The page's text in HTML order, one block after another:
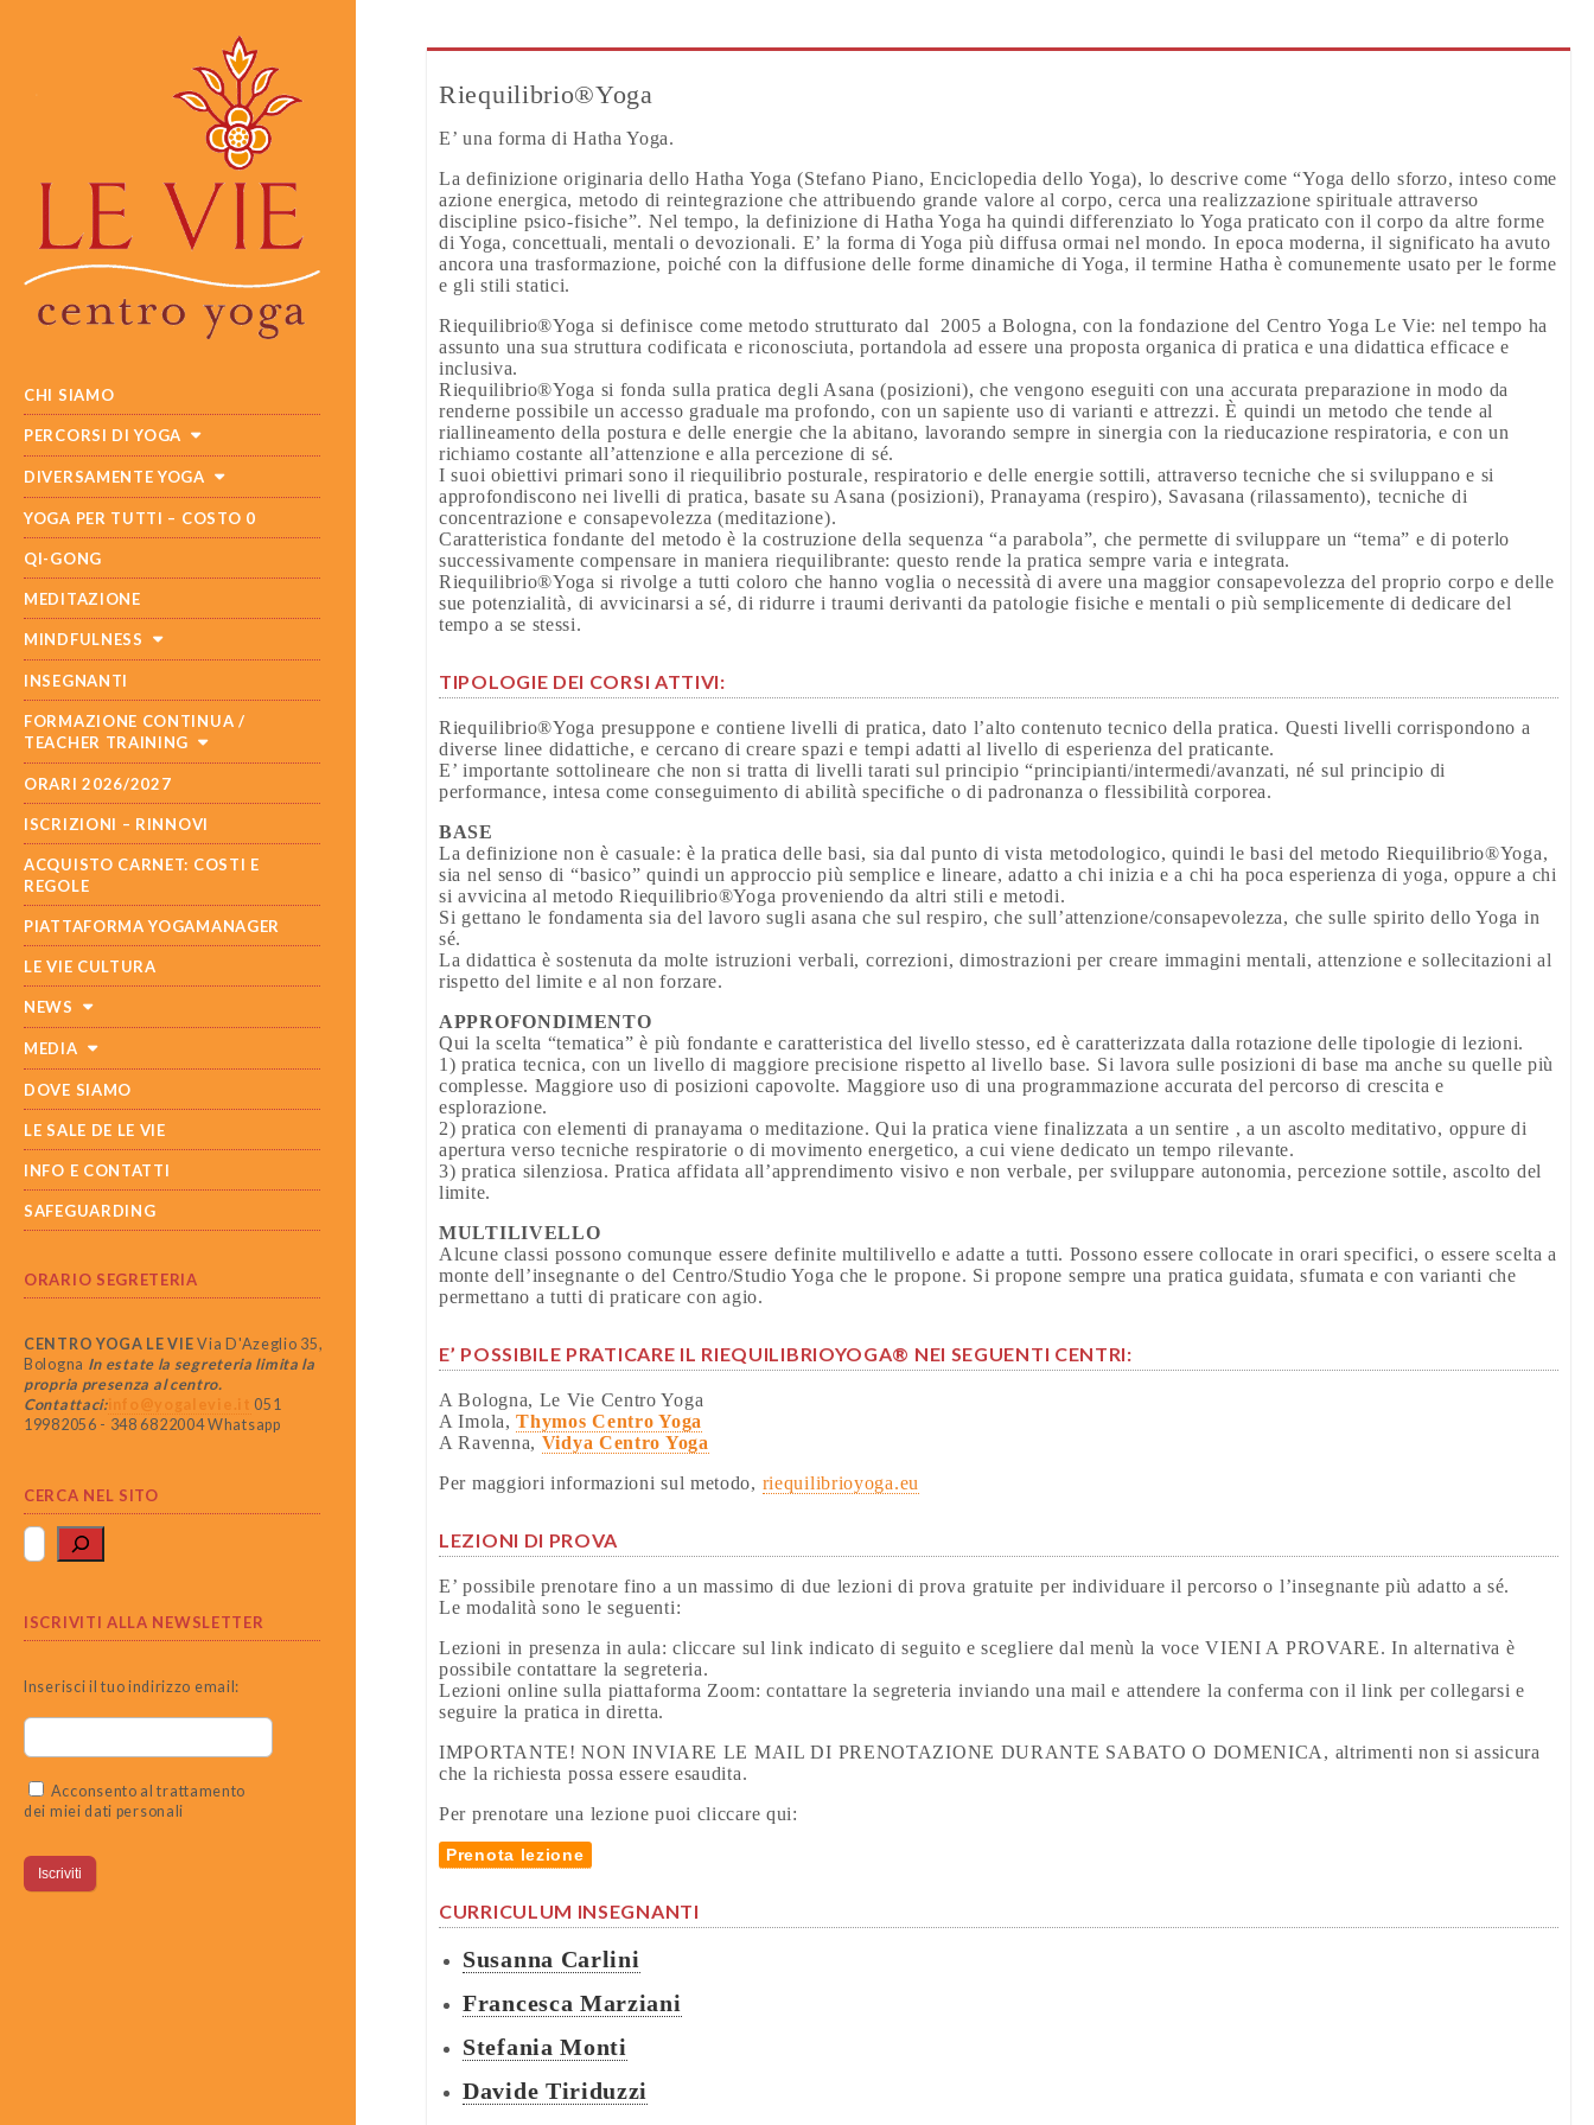
MENU
TO
CONTENT
CHI SIAMO
PERCORSI DI YOGA
DIVERSAMENTE YOGA
YOGA PER TUTTI – COSTO 0
QI-GONG
MEDITAZIONE
MINDFULNESS
INSEGNANTI
FORMAZIONE CONTINUA /
TEACHER TRAINING
ORARI 2026/2027
ISCRIZIONI – RINNOVI
ACQUISTO CARNET: COSTI E
REGOLE
PIATTAFORMA YOGAMANAGER
LE VIE CULTURA
NEWS
MEDIA
DOVE SIAMO
LE SALE DE LE VIE
INFO E CONTATTI
SAFEGUARDING
ORARIO SEGRETERIA
CENTRO YOGA LE VIE Via D'Azeglio 35,
Bologna In estate la segreteria limita la
propria presenza al centro.
Contattaci:info@yogalevie.it
051
19982056 - 348 6822004 Whatsapp
CERCA NEL SITO
ISCRIVITI ALLA NEWSLETTER
Inserisci il tuo indirizzo email:
Acconsento al trattamento
dei miei dati personali
Riequilibrio®Yoga
E’ una forma di Hatha Yoga.
La definizione originaria dello Hatha Yoga (Stefano Piano, Enciclopedia dello Yoga), lo descrive come “Yoga dello sforzo, inteso come
azione energica, metodo di reintegrazione che attribuendo grande valore al corpo, cerca una realizzazione spirituale attraverso
discipline psico-fisiche”. Nel tempo, la definizione di Hatha Yoga ha quindi differenziato lo Yoga praticato con il corpo da altre forme
di Yoga, concettuali, mentali o devozionali. E’ la forma di Yoga più diffusa ormai nel mondo. In epoca moderna, il significato ha avuto
ancora una trasformazione, poiché con la diffusione delle forme dinamiche di Yoga, il termine Hatha è comunemente usato per le forme
e gli stili statici.
Riequilibrio®Yoga si definisce come metodo strutturato dal
2005 a Bologna, con la fondazione del Centro Yoga Le Vie: nel tempo ha
assunto una sua struttura codificata e riconosciuta, portandola ad essere una proposta organica di pratica e una didattica efficace e
inclusiva.
Riequilibrio®Yoga si fonda sulla pratica degli Asana (posizioni), che vengono eseguiti con una accurata preparazione in modo da
renderne possibile un accesso graduale ma profondo, con un sapiente uso di varianti e attrezzi. È quindi un metodo che tende al
riallineamento della postura e delle energie che la abitano, lavorando sempre in sinergia con la rieducazione respiratoria, e con un
richiamo costante all’attenzione e alla percezione di sé.
I suoi obiettivi primari sono il riequilibrio posturale, respiratorio e delle energie sottili, attraverso tecniche che si sviluppano e si
approfondiscono nei livelli di pratica, basate su Asana (posizioni), Pranayama (respiro), Savasana (rilassamento), tecniche di
concentrazione e consapevolezza (meditazione).
Caratteristica fondante del metodo è la costruzione della sequenza “a parabola”, che permette di sviluppare un “tema” e di poterlo
successivamente compensare in maniera riequilibrante: questo rende la pratica sempre varia e integrata.
Riequilibrio®Yoga si rivolge a tutti coloro che hanno voglia o necessità di avere una maggior consapevolezza del proprio corpo e delle
sue potenzialità, di avvicinarsi a sé, di ridurre i traumi derivanti da patologie fisiche e mentali o più semplicemente di dedicare del
tempo a se stessi.
TIPOLOGIE DEI CORSI ATTIVI:
Riequilibrio®Yoga presuppone e contiene livelli di pratica, dato l’alto contenuto tecnico della pratica. Questi livelli corrispondono a
diverse linee didattiche, e cercano di creare spazi e tempi adatti al livello di esperienza del praticante.
E’ importante sottolineare che non si tratta di livelli tarati sul principio “principianti/intermedi/avanzati, né sul principio di
performance, intesa come conseguimento di abilità specifiche o di padronanza o flessibilità corporea.
BASE
La definizione non è casuale: è la pratica delle basi, sia dal punto di vista metodologico, quindi le basi del metodo Riequilibrio®Yoga,
sia nel senso di “basico” quindi un approccio più semplice e lineare, adatto a chi inizia e a chi ha poca esperienza di yoga, oppure a chi
si avvicina al metodo Riequilibrio®Yoga proveniendo da altri stili e metodi.
Si gettano le fondamenta sia del lavoro sugli asana che sul respiro, che sull’attenzione/consapevolezza, che sulle spirito dello Yoga in
sé.
La didattica è sostenuta da molte istruzioni verbali, correzioni, dimostrazioni per creare immagini mentali, attenzione e sollecitazioni al
rispetto del limite e al non forzare.
APPROFONDIMENTO
Qui la scelta “tematica” è più fondante e caratteristica del livello stesso, ed è caratterizzata dalla rotazione delle tipologie di lezioni.
1) pratica tecnica, con un livello di maggiore precisione rispetto al livello base. Si lavora sulle posizioni di base ma anche su quelle più
complesse. Maggiore uso di posizioni capovolte. Maggiore uso di una programmazione accurata del percorso di crescita e
esplorazione.
2) pratica con elementi di pranayama o meditazione. Qui la pratica viene finalizzata a un sentire , a un ascolto meditativo, oppure di
apertura verso tecniche respiratorie o di movimento energetico, a cui viene dedicato un tempo rilevante.
3) pratica silenziosa. Pratica affidata all’apprendimento visivo e non verbale, per sviluppare autonomia, percezione sottile, ascolto del
limite.
MULTILIVELLO
Alcune classi possono comunque essere definite multilivello e adatte a tutti. Possono essere collocate in orari specifici, o essere scelta a
monte dell’insegnante o del Centro/Studio Yoga che le propone. Si propone sempre una pratica guidata, sfumata e con varianti che
permettano a tutti di praticare con agio.
E’ POSSIBILE PRATICARE IL RIEQUILIBRIOYOGA® NEI SEGUENTI CENTRI:
A Bologna, Le Vie Centro Yoga
A Imola,Thymos Centro Yoga
A Ravenna, Vidya Centro Yoga
Per maggiori informazioni sul metodo, riequilibrioyoga.eu
LEZIONI DI PROVA
E’ possibile prenotare fino a un massimo di due lezioni di prova gratuite per individuare il percorso o l’insegnante più adatto a sé.
Le modalità sono le seguenti:
Lezioni in presenza in aula: cliccare sul link indicato di seguito e scegliere dal menù la voce VIENI A PROVARE. In alternativa è
possibile contattare la segreteria.
Lezioni online sulla piattaforma Zoom: contattare la segreteria inviando una mail e attendere la conferma con il link per collegarsi e
seguire la pratica in diretta.
IMPORTANTE! NON INVIARE LE MAIL DI PRENOTAZIONE DURANTE SABATO O DOMENICA, altrimenti non si assicura
che la richiesta possa essere esaudita.
Per prenotare una lezione puoi cliccare qui:
Prenota lezione
CURRICULUM INSEGNANTI
Susanna Carlini
Francesca Marziani
Stefania Monti
Davide Tiriduzzi